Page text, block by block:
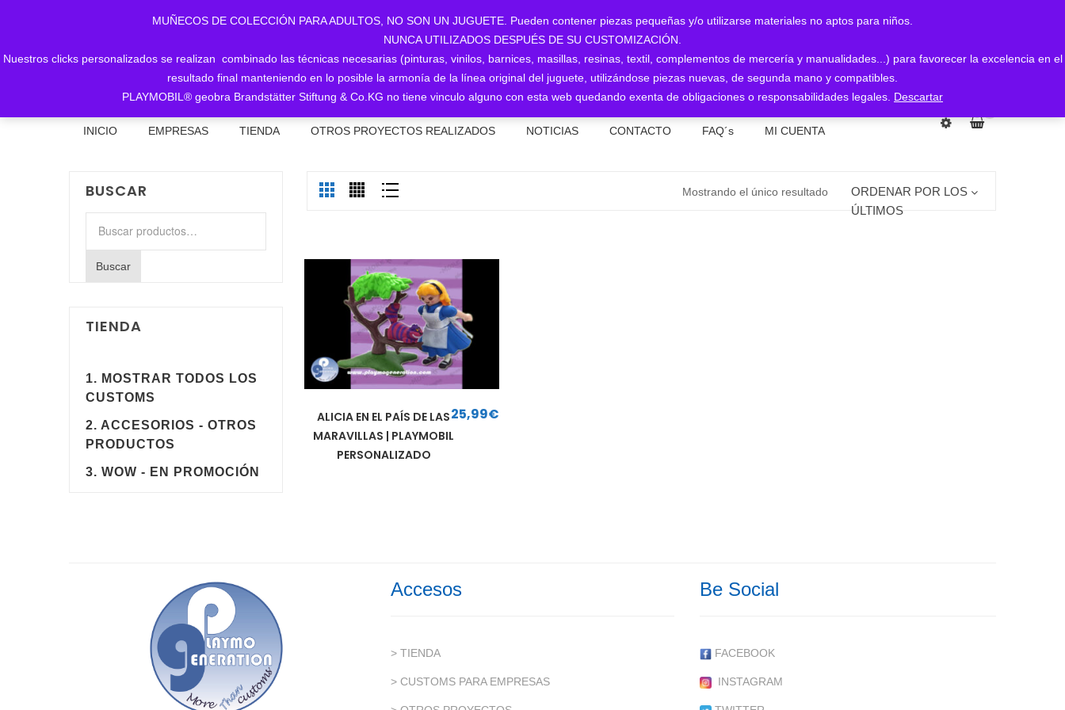
MUÑECOS DE COLECCIÓN PARA ADULTOS, NO SON UN JUGUETE. Pueden contener piezas pequeñas y/o utilizarse materiales no aptos para niños.
NUNCA UTILIZADOS DESPUÉS DE SU CUSTOMIZACIÓN.
Nuestros clicks personalizados se realizan combinado las técnicas necesarias (pinturas, vinilos, barnices, masillas, resinas, textil, complementos de mercería y manualidades...) para favorecer la excelencia en el
resultado final manteniendo en lo posible la armonía de la línea original del juguete, utilizándose piezas nuevas, de segunda mano y compatibles.
PLAYMOBIL® geobra Brandstätter Stiftung & Co.KG no tiene vinculo alguno con esta web quedando exenta de obligaciones o responsabilidades legales. Descartar
INICIO EMPRESAS TIENDA OTROS PROYECTOS REALIZADOS NOTICIAS CONTACTO FAQ´s MI CUENTA
BUSCAR
Buscar
TIENDA
1. MOSTRAR TODOS LOS
CUSTOMS
2. ACCESORIOS - OTROS
PRODUCTOS
3. WOW - EN PROMOCIÓN
Mostrando el único resultado
ORDENAR POR LOS
ÚLTIMOS
ALICIA EN EL PAÍS DE LAS
MARAVILLAS | PLAYMOBIL
PERSONALIZADO
25,99€
Accesos
> TIENDA
> CUSTOMS PARA EMPRESAS
Be Social
FACEBOOK
INSTAGRAM